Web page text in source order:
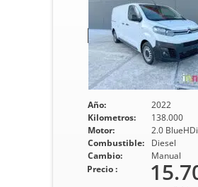
Año:
2022
Kilometros:
138.000
Motor:
2.0
Combustible:
Diesel
Cambio:
Manual
Precio :